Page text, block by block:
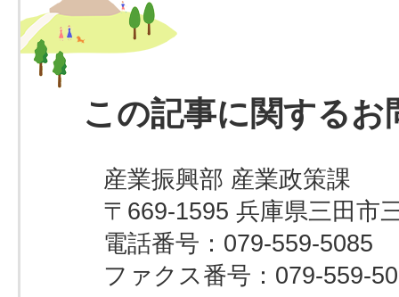
この記事に関するお
産業振興部 産業政策課
〒669-1595 兵庫県三田市
電話番号：079-559-5085
ファクス番号：079-559-